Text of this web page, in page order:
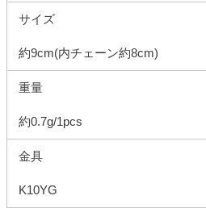
サイズ
約9cm(内チェーン約8cm)
重量
約0.7g/1pcs
金具
K10YG